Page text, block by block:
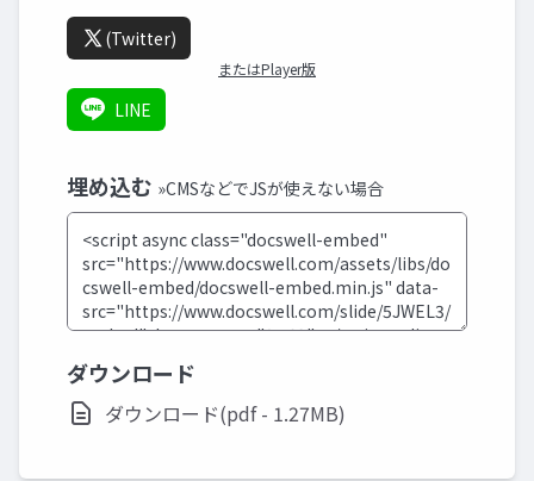
(Twitter)
またはPlayer版
LINE
埋め込む »CMSなどでJSが使えない場合
ダウンロード
ダウンロード(pdf - 1.27MB)